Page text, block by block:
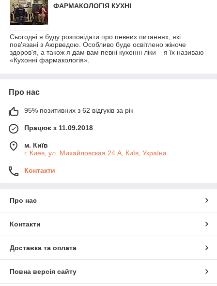
ФАРМАКОЛОГІЯ КУХНІ
Сьогодні я буду розповідати про певних питаннях, які
пов'язані з Аюрведою. Особливо буде освітлено жіноче
здоров'я, а також я дам вам певні кухонні ліки – я їх називаю
«Кухонні фармакологія».
Про нас
95% позитивних з 62 відгуків за рік
Працює з 11.09.2018
м. Київ
г. Киев, ул. Михайловская 24 А, Київ, Україна
Контакти
Про нас
Контакти
Доставка та оплата
Повна версія сайту